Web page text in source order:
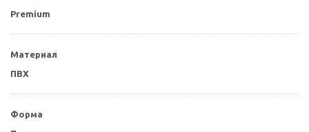
Premium
Материал
ПВХ
Форма